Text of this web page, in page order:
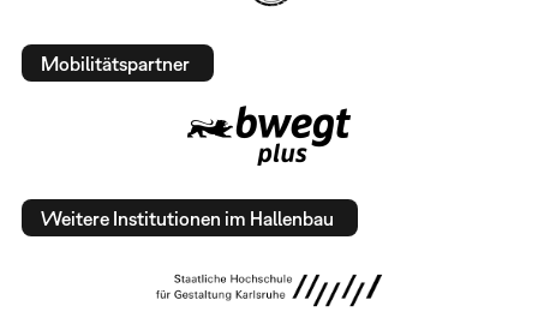
Mobilitätspartner
Weitere Institutionen im Hallenbau